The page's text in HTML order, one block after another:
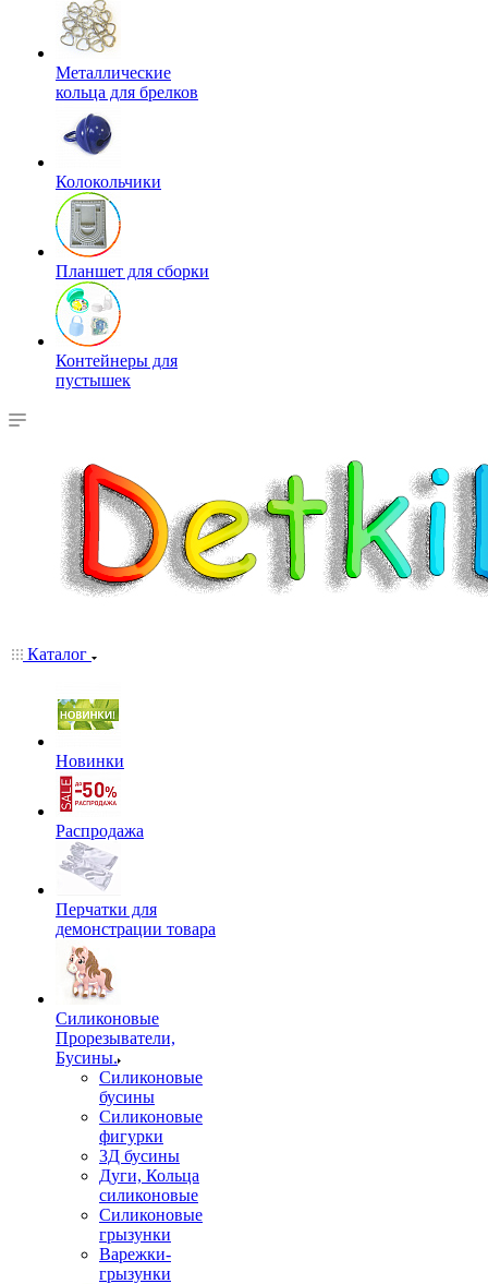
Металлические
кольца для брелков
Колокольчики
Планшет для сборки
Контейнеры для
пустышек
Каталог
Новинки
Распродажа
Перчатки для
демонстрации товара
Силиконовые
Прорезыватели,
Бусины.
Силиконовые
бусины
Силиконовые
фигурки
3Д бусины
Дуги, Кольца
силиконовые
Силиконовые
грызунки
Варежки-
грызунки